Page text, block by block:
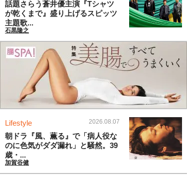
話題さらう蒼井優主演『Tシャツ
が乾くまで』盛り上げるスピッツ
主題歌...
石黒隆之
Lifestyle 2026.08.07
朝ドラ『風、薫る』で「病人役な
のに色気がダダ漏れ」と騒然。39
歳・...
加賀谷健